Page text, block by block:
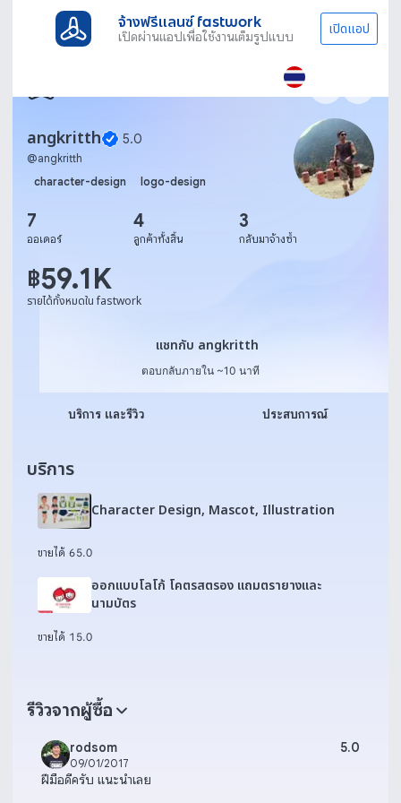
จ้างฟรีแลนซ์ fastwork
เปิดผ่านแอปเพื่อใช้งานเต็มรูปแบบ เปิดแอป
angkritth 5.0
@angkritth
character-design
logo-design
7
ออเดอร์
4
ลูกค้าทั้งสิ้น
3
กลับมาจ้างซ้ำ
฿59.1K
รายได้ทั้งหมดใน fastwork
แชทกับ angkritth
แชทกับ angkritth
ตอบกลับภายใน ~10 นาที
บริการ และรีวิว ประสบการณ์
บริการ
Character Design, Mascot, Illustration
ขายได้ 65.0
ออกแบบโลโก้ โคตรสตรอง แถมตรายางและ
นามบัตร
ขายได้ 1 5.0
รีวิวจากผู้ซื้อ
rodsom
09/01/2017
5.0
ฝีมือดีครับ แนะนำเลย